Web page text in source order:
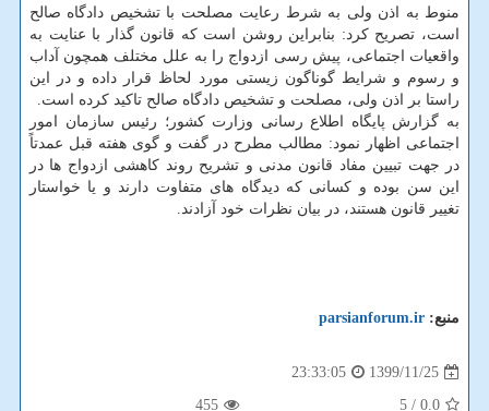
منوط به اذن ولی به شرط رعایت مصلحت با تشخیص دادگاه صالح
است، تصریح کرد: بنابراین روشن است که قانون گذار با عنایت به
واقعیات اجتماعی، پیش رسی ازدواج را به علل مختلف همچون آداب
و رسوم و شرایط گوناگون زیستی مورد لحاظ قرار داده و در این
راستا بر اذن ولی، مصلحت و تشخیص دادگاه صالح تاکید کرده است.
به گزارش پایگاه اطلاع رسانی وزارت کشور؛ رئیس سازمان امور
اجتماعی اظهار نمود: مطالب مطرح در گفت و گوی هفته قبل عمدتاً
در جهت تبیین مفاد قانون مدنی و تشریح روند کاهشی ازدواج ها در
این سن بوده و کسانی که دیدگاه های متفاوت دارند و یا خواستار
تغییر قانون هستند، در بیان نظرات خود آزادند.
منبع: parsianforum.ir
1399/11/25
23:33:05
0.0
/ 5
455